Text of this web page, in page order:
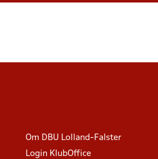
Om DBU Lolland-Falster
Login KlubOffice